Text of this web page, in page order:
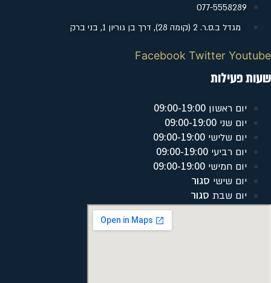
077-5558289
מגדל ב.ס.ר. 2 (קומה 28), דרך בן גוריון 1, בני ברק
Facebook Twitter Youtube
שעות פעילות
יום ראשון 09:00-19:00
יום שני 09:00-19:00
יום שלישי 09:00-19:00
יום רביעי 09:00-19:00
יום חמישי 09:00-19:00
יום שישי סגור
יום שבת סגור